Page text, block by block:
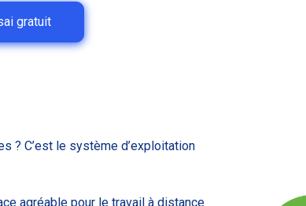
gratuit
? C’est le système d’exploitation
agréable pour le travail à distance